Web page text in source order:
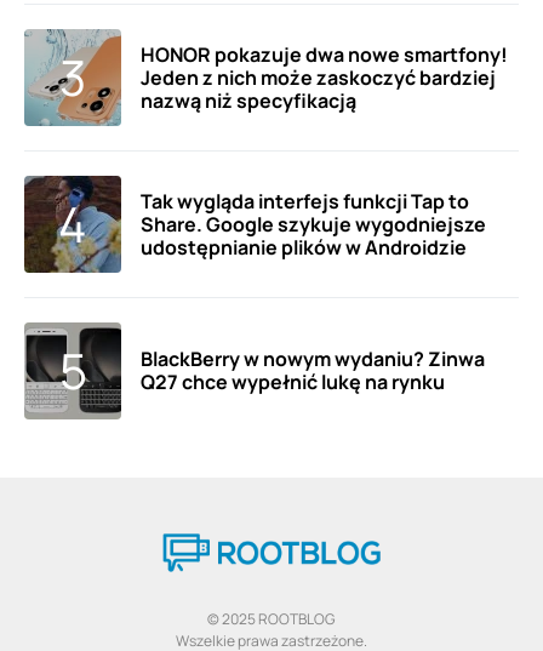
HONOR pokazuje dwa nowe smartfony!
Jeden z nich może zaskoczyć bardziej
nazwą niż specyfikacją
Tak wygląda interfejs funkcji Tap to
Share. Google szykuje wygodniejsze
udostępnianie plików w Androidzie
BlackBerry w nowym wydaniu? Zinwa
Q27 chce wypełnić lukę na rynku
© 2025 ROOTBLOG
Wszelkie prawa zastrzeżone.